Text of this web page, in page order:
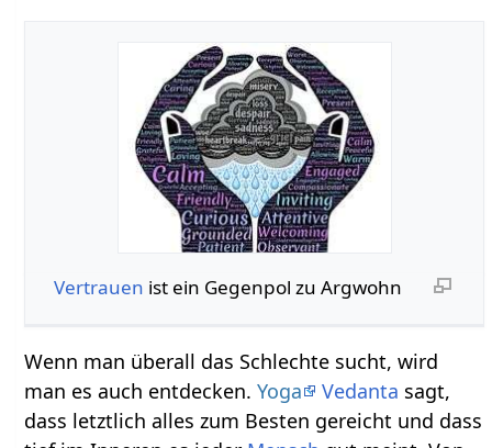
Vertrauen ist ein Gegenpol zu Argwohn
Wenn man überall das Schlechte sucht, wird
man es auch entdecken.Yoga Vedanta sagt,
dass letztlich alles zum Besten gereicht und dass